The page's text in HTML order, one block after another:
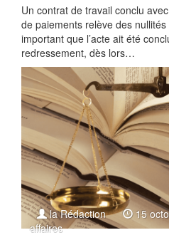
Un contrat de travail conclu
de paiements relève des
important que l’acte ait été
redressement, dès lors…
la Rédaction 15
affaires